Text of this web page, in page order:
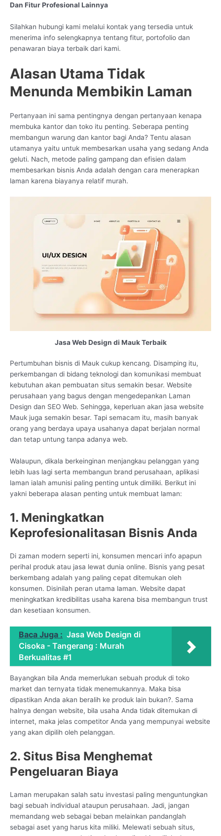
Dan Fitur Profesional Lainnya
Silahkan hubungi kami melalui kontak yang tersedia untuk
menerima info selengkapnya tentang fitur, portofolio dan
penawaran biaya terbaik dari kami.
Alasan Utama Tidak
Menunda Membikin Laman
Pertanyaan ini sama pentingnya dengan pertanyaan kenapa
membuka kantor dan toko itu penting. Seberapa penting
membangun warung dan kantor bagi Anda? Tentu alasan
utamanya yaitu untuk membesarkan usaha yang sedang Anda
geluti. Nach, metode paling gampang dan efisien dalam
membesarkan bisnis Anda adalah dengan cara menerapkan
laman karena biayanya relatif murah.
Jasa Web Design di Mauk Terbaik
Pertumbuhan bisnis di Mauk cukup kencang. Disamping itu,
perkembangan di bidang teknologi dan komunikasi membuat
kebutuhan akan pembuatan situs semakin besar. Website
perusahaan yang bagus dengan mengedepankan Laman
Design dan SEO Web. Sehingga, keperluan akan jasa website
Mauk juga semakin besar. Tapi semacam itu, masih banyak
orang yang berdaya upaya usahanya dapat berjalan normal
dan tetap untung tanpa adanya web.
Walaupun, dikala berkeinginan menjangkau pelanggan yang
lebih luas lagi serta membangun brand perusahaan, aplikasi
laman ialah amunisi paling penting untuk dimiliki. Berikut ini
yakni beberapa alasan penting untuk membuat laman:
1. Meningkatkan
Keprofesionalitasan Bisnis Anda
Di zaman modern seperti ini, konsumen mencari info apapun
perihal produk atau jasa lewat dunia online. Bisnis yang pesat
berkembang adalah yang paling cepat ditemukan oleh
konsumen. Disinilah peran utama laman. Website dapat
meningkatkan kredibilitas usaha karena bisa membangun trust
dan kesetiaan konsumen.
Baca Juga : Jasa Web Design di
Cisoka - Tangerang : Murah
Berkualitas #1
Bayangkan bila Anda memerlukan sebuah produk di toko
market dan ternyata tidak menemukannya. Maka bisa
dipastikan Anda akan beralih ke produk lain bukan?. Sama
halnya dengan website, bila usaha Anda tidak ditemukan di
internet, maka jelas competitor Anda yang mempunyai website
yang akan dipilih oleh pelanggan.
2. Situs Bisa Menghemat
Pengeluaran Biaya
Laman merupakan salah satu investasi paling menguntungkan
bagi sebuah individual ataupun perusahaan. Jadi, jangan
memandang web sebagai beban melainkan pandanglah
sebagai aset yang harus kita miliki. Melewati sebuah situs,